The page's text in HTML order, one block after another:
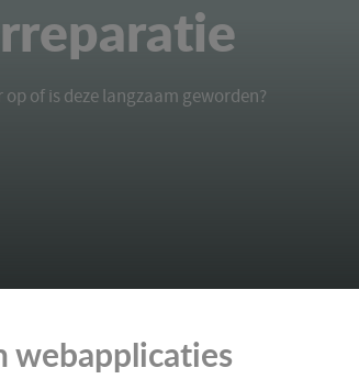
of is deze langzaam geworden?
webapplicaties